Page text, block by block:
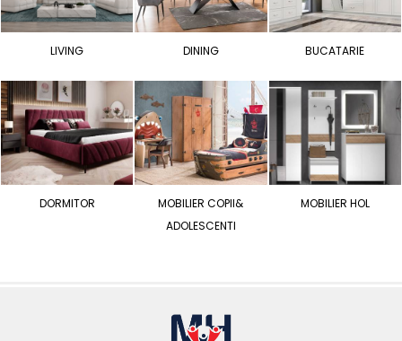
LIVING DINING BUCATARIE
DORMITOR
MOBILIER COPII&
ADOLESCENTI
MOBILIER HOL